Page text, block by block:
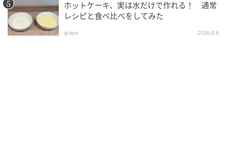
ホットケーキ、実は水だけで作れる！ 通常
レシピと食べ比べをしてみた
grape 2026.8.6